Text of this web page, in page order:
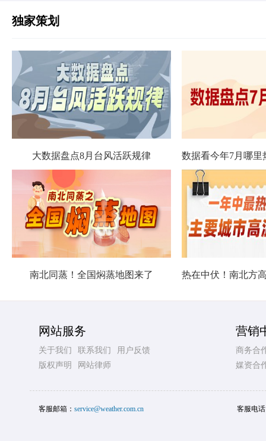
独家策划
大数据盘点8月台风活跃规律
南北同蒸！全国焖蒸地图来了
网站服务
关于我们 联系我们
用户反馈
版权声明
网站律师
营销
商务合
媒资合
客服邮箱： service@weather.com.cn 客服电